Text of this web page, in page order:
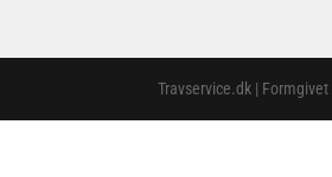
Travservice.dk |